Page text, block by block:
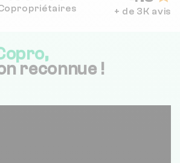
+ de 3K avis
reconnue !